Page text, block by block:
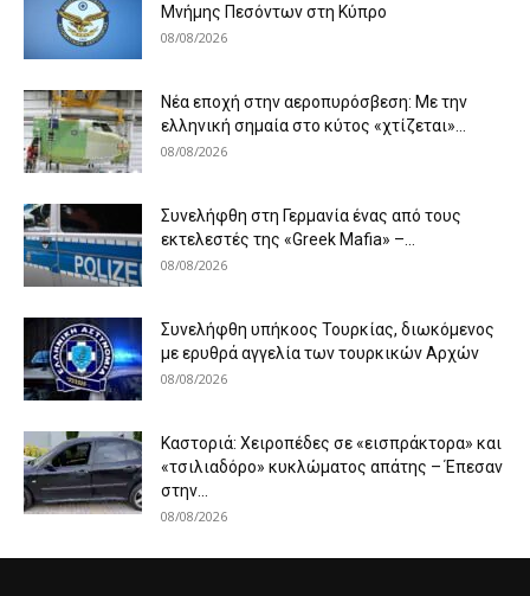
Μνήμης Πεσόντων στη Κύπρο
08/08/2026
Νέα εποχή στην αεροπυρόσβεση: Με την
ελληνική σημαία στο κύτος «χτίζεται»...
08/08/2026
Συνελήφθη στη Γερμανία ένας από τους
εκτελεστές της «Greek Mafia» –...
08/08/2026
Συνελήφθη υπήκοος Τουρκίας, διωκόμενος
με ερυθρά αγγελία των τουρκικών Αρχών
08/08/2026
Καστοριά: Χειροπέδες σε «εισπράκτορα» και
«τσιλιαδόρο» κυκλώματος απάτης – Έπεσαν
στην...
08/08/2026